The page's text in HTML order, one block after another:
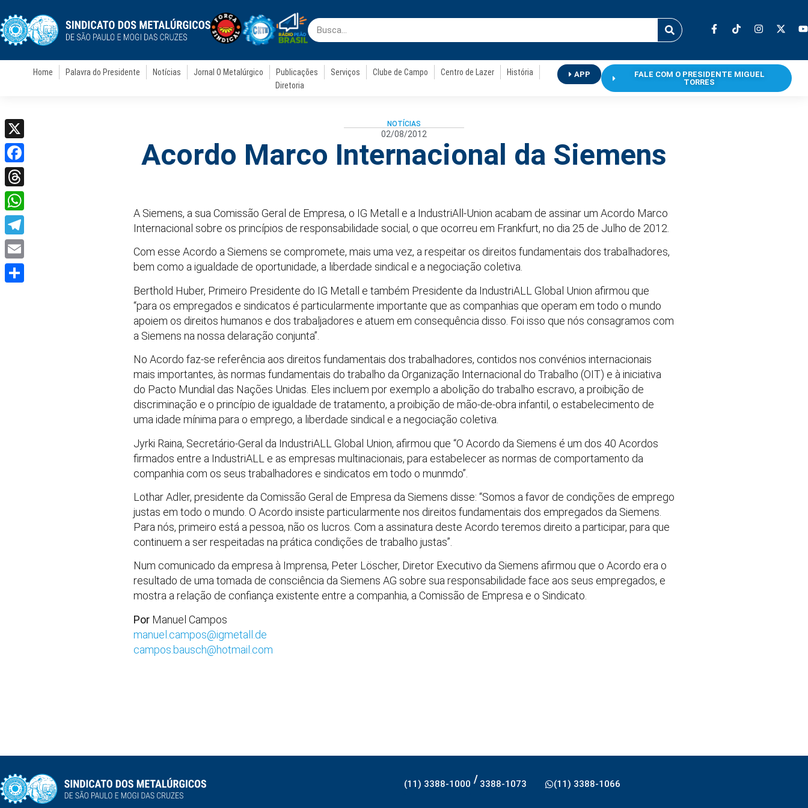
Home Palavra do Presidente Notícias Jornal O Metalúrgico Publicações Serviços Clube de Campo Centro de Lazer
História
Diretoria
APP
FALE COM O PRESIDENTE MIGUEL
TORRES
NOTÍCIAS
02/08/2012
Acordo Marco Internacional da Siemens
A Siemens, a sua Comissão Geral de Empresa, o IG Metall e a IndustriAll-Union acabam de assinar um Acordo Marco
Internacional sobre os princípios de responsabilidade social, o que ocorreu em Frankfurt, no dia 25 de Julho de 2012.
Com esse Acordo a Siemens se compromete, mais uma vez, a respeitar os direitos fundamentais dos trabalhadores,
bem como a igualdade de oportunidade, a liberdade sindical e a negociação coletiva.
Berthold Huber, Primeiro Presidente do IG Metall e também Presidente da IndustriALL Global Union afirmou que
“para os empregados e sindicatos é particularmente importante que as companhias que operam em todo o mundo
apoiem os direitos humanos e dos trabaljadores e atuem em consequência disso. Foi isso que nós consagramos com
a Siemens na nossa delaração conjunta”.
No Acordo faz-se referência aos direitos fundamentais dos trabalhadores, contidos nos convénios internacionais
mais importantes, às normas fundamentais do trabalho da Organização Internacional do Trabalho (OIT) e à iniciativa
do Pacto Mundial das Nações Unidas. Eles incluem por exemplo a abolição do trabalho escravo, a proibição de
discriminação e o princípio de igualdade de tratamento, a proibição de mão-de-obra infantil, o estabelecimento de
uma idade mínima para o emprego, a liberdade sindical e a negociação coletiva.
Jyrki Raina, Secretário-Geral da IndustriALL Global Union, afirmou que “O Acordo da Siemens é um dos 40 Acordos
firmados entre a IndustriALL e as empresas multinacionais, para estabelecer as normas de comportamento da
companhia com os seus trabalhadores e sindicatos em todo o munmdo”.
Lothar Adler, presidente da Comissão Geral de Empresa da Siemens disse: “Somos a favor de condições de emprego
justas em todo o mundo. O Acordo insiste particularmente nos direitos fundamentais dos empregados da Siemens.
Para nós, primeiro está a pessoa, não os lucros. Com a assinatura deste Acordo teremos direito a participar, para que
continuem a ser respeitadas na prática condições de trabalho justas”.
Num comunicado da empresa à Imprensa, Peter Löscher, Diretor Executivo da Siemens afirmou que o Acordo era o
resultado de uma tomada de consciência da Siemens AG sobre sua responsabilidade face aos seus empregados, e
mostra a relação de confiança existente entre a companhia, a Comissão de Empresa e o Sindicato.
Por Manuel Campos
manuel.campos@igmetall.de
campos.bausch@hotmail.com
(11) 3388-1000 / 3388-1073 (11) 3388-1066
X
Facebook
Threads
WhatsApp
Telegram
Email